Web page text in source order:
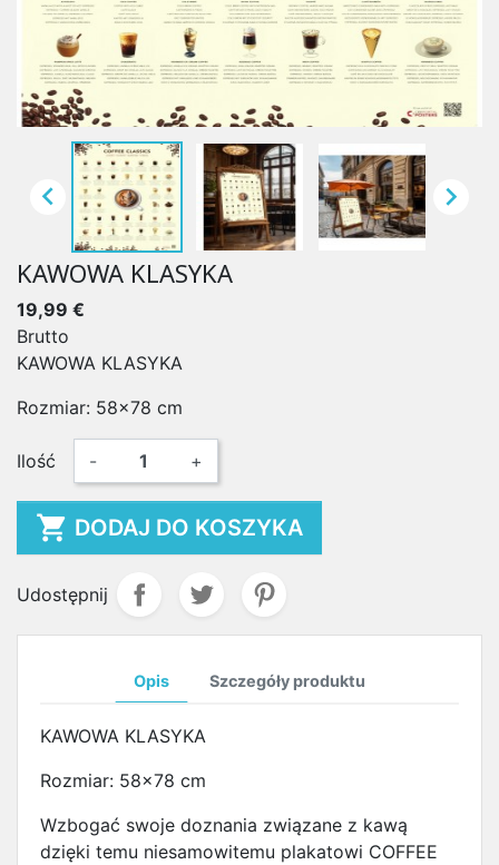
 
KAWOWA KLASYKA
19,99 €
Brutto
KAWOWA KLASYKA
Rozmiar: 58x78 cm
Ilość - +
 DODAJ DO KOSZYKA
Udostępnij
Opis Szczegóły produktu
KAWOWA KLASYKA
Rozmiar: 58x78 cm
Wzbogać swoje doznania związane z kawą
dzięki temu niesamowitemu plakatowi COFFEE